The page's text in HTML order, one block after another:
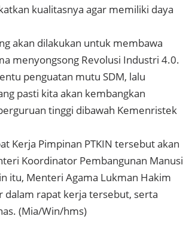
kualitasnya agar memiliki daya
akan dilakukan untuk membawa
menyongsong Revolusi Industri 4.0.
penguatan mutu SDM, lalu
pasti kita akan kembangkan
tinggi dibawah Kemenristek
Kerja Pimpinan PTKIN tersebut akan
Koordinator Pembangunan
itu, Menteri Agama Lukman Hakim
dalam rapat kerja tersebut, serta
(Mia/Win/hms)